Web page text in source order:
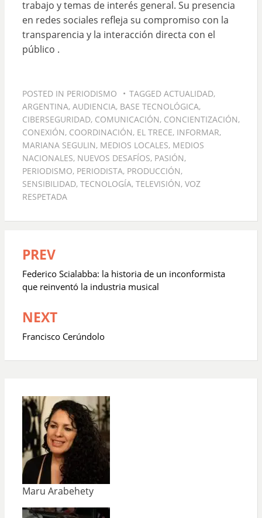
trabajo y temas de interés general. Su presencia
en redes sociales refleja su compromiso con la
transparencia y la interacción directa con el
público .
POSTED IN PERIODISMO TAGGED ACTUALIDAD,
ARGENTINA, AUDIENCIA, BASE TECNOLÓGICA,
CIBERSEGURIDAD, COMUNICACIÓN, CONCIENTIZACIÓN,
CONEXIÓN, COORDINACIÓN, EL TRECE, INFORMAR,
MARIANA SEGULIN, MEDIOS LOCALES, MEDIOS
NACIONALES, NUEVOS DESAFÍOS, PASIÓN,
PERIODISMO, PERIODISTA, PRODUCCIÓN,
SENSIBILIDAD, TECNOLOGÍA, TELEVISIÓN, VOZ
RESPETADA
Navegación
de
entradas
PREV
Federico Scialabba: la historia de un inconformista
que reinventó la industria musical
NEXT
Francisco Cerúndolo
Maru Arabehety